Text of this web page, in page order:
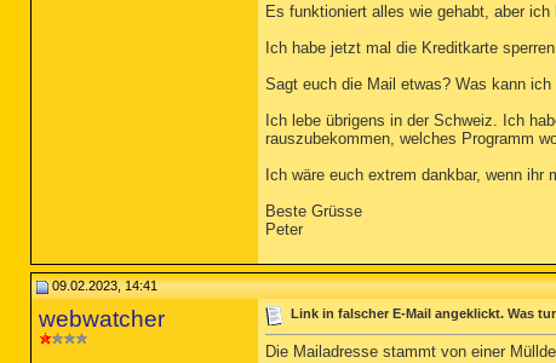
Es funktioniert alles wie gehabt, aber
Ich habe jetzt mal die Kreditkarte
Sagt euch die Mail etwas? Was kann ich
Ich lebe übrigens in der Schweiz. Ich
rauszubekommen, welches Programm
Ich wäre euch extrem dankbar, wenn ihr
Beste Grüsse
Peter
09.02.2023, 14:41
webwatcher Link in falscher E-Mail angeklickt. Was
Die Mailadresse stammt von einer